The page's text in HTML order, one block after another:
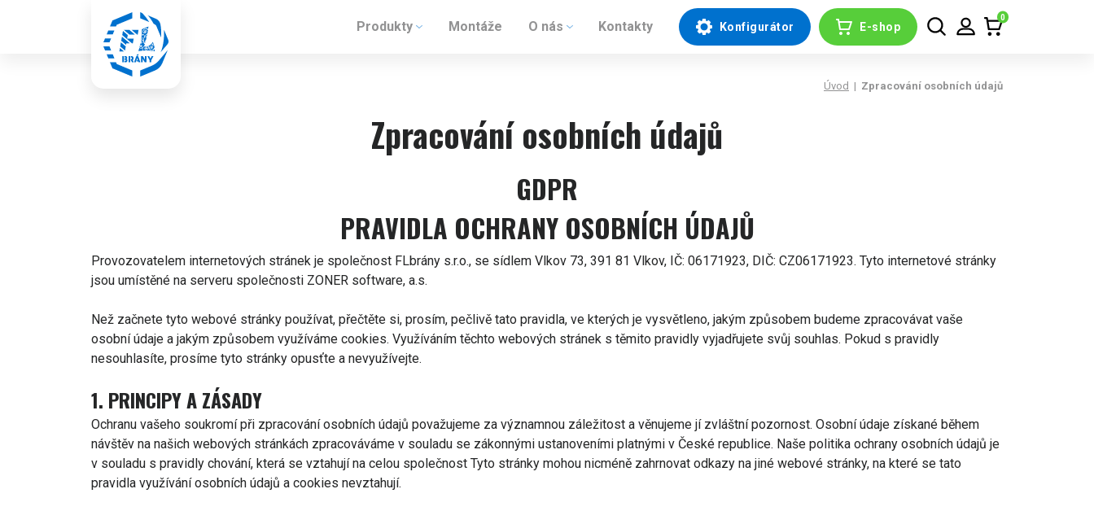
Produkty Montáže O nás Kontakty Konfigurátor E-shop
0
Úvod | Zpracování osobních údajů
Zpracování osobních údajů
GDPR
PRAVIDLA OCHRANY OSOBNÍCH ÚDAJŮ
Provozovatelem internetových stránek je společnost FLbrány s.r.o., se sídlem Vlkov 73, 391 81 Vlkov, IČ: 06171923, DIČ: CZ06171923. Tyto internetové stránky
jsou umístěné na serveru společnosti ZONER software, a.s.
Než začnete tyto webové stránky používat, přečtěte si, prosím, pečlivě tato pravidla, ve kterých je vysvětleno, jakým způsobem budeme zpracovávat vaše
osobní údaje a jakým způsobem využíváme cookies. Využíváním těchto webových stránek s těmito pravidly vyjadřujete svůj souhlas. Pokud s pravidly
nesouhlasíte, prosíme tyto stránky opusťte a nevyužívejte.
1. PRINCIPY A ZÁSADY
Ochranu vašeho soukromí při zpracování osobních údajů považujeme za významnou záležitost a věnujeme jí zvláštní pozornost. Osobní údaje získané během
návštěv na našich webových stránkách zpracováváme v souladu se zákonnými ustanoveními platnými v České republice. Naše politika ochrany osobních údajů je
v souladu s pravidly chování, která se vztahují na celou společnost Tyto stránky mohou nicméně zahrnovat odkazy na jiné webové stránky, na které se tato
pravidla využívání osobních údajů a cookies nevztahují.